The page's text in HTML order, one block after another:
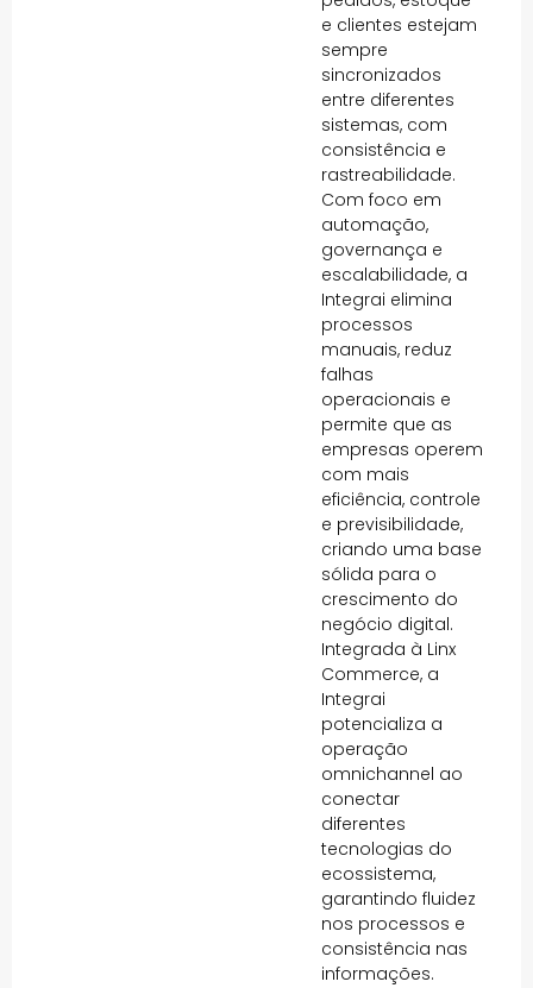
e clientes estejam
sempre
sincronizados
entre diferentes
sistemas, com
consistência e
rastreabilidade.
Com foco em
automação,
governança e
escalabilidade, a
Integrai elimina
processos
manuais, reduz
falhas
operacionais e
permite que as
empresas operem
com mais
eficiência, controle
e previsibilidade,
criando uma base
sólida para o
crescimento do
negócio digital.
Integrada à Linx
Commerce, a
Integrai
potencializa a
operação
omnichannel ao
conectar
diferentes
tecnologias do
ecossistema,
garantindo fluidez
nos processos e
consistência nas
informações.